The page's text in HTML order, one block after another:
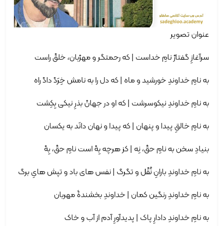
عنوان تصویر
سرآغازِ گفتارْ نامِ خداست | که رحمتگر و مهرْبان، خلقْ راست
به نامِ خداوندِ خورشید و ماه | که دل را به نامش خِرَدْ دادْ راه
به نامِ خداوندِ نیکوسرشت | که او در جهانْ بذرِ نیکی بِکِشت
به نامِ خالقِ پیدا و پنهان | که پیدا و نهان دانَد به یکسان
بنیادِ سخن به نامِ حقْ، نِه | کز هرچه بِهْ است نامِ حقْ، بِهْ
به نامِ خداوندِ بارانِ نُقْل و تگرگ | نفس های باد و تپش هایِ برگ
به نامِ خداوندِ رنگین کمان | خداوندِ بخشندۀ مهربان
به نامِ خداوندِ دادارِ پاک | پدیدآورِ آدم از آب و خاک